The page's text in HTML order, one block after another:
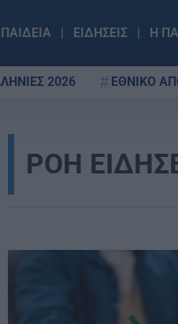
ΠΑΙΔΕΙΑ ΕΙΔΗΣΕΙΣ Η
2026 ΕΘΝΙΚΟ
ΡΟΗ